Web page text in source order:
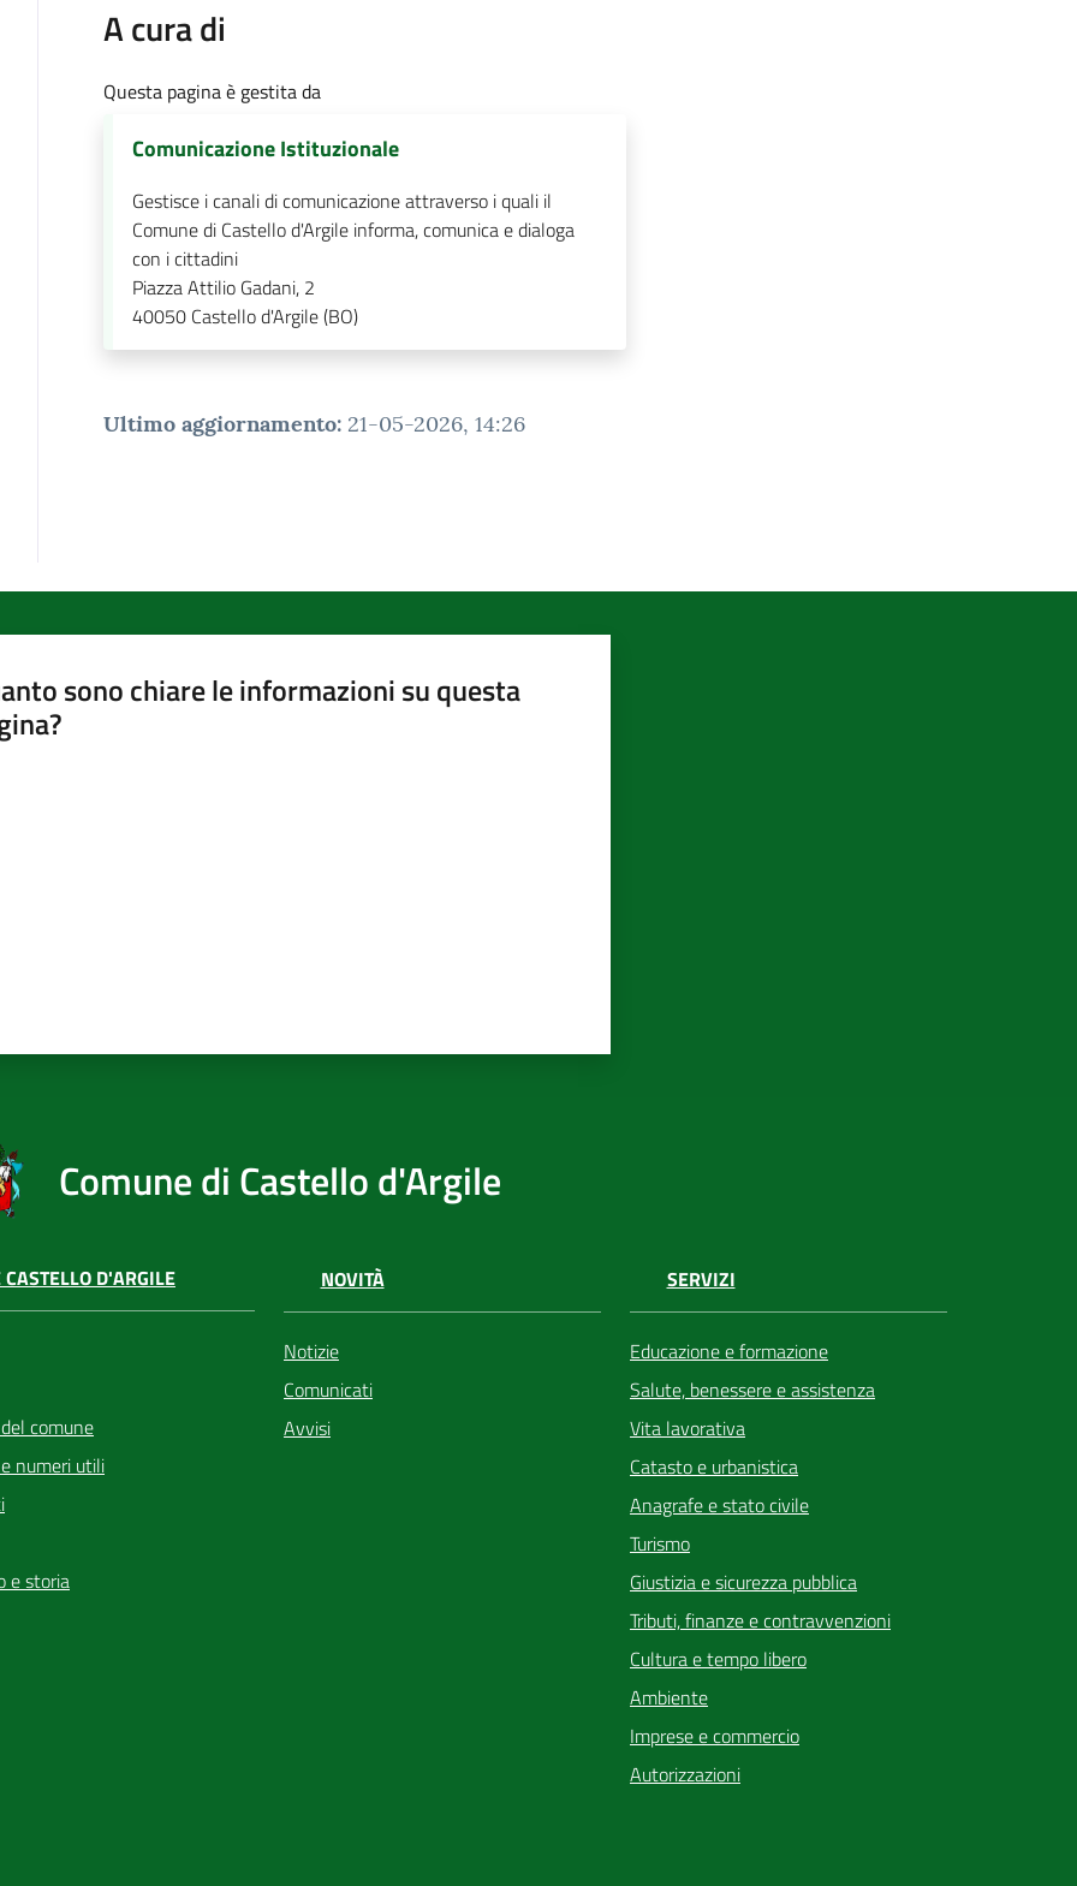
A cura di
Questa pagina è gestita da
Comunicazione Istituzionale
Gestisce i canali di comunicazione attraverso i quali il
Comune di Castello d'Argile informa, comunica e dialoga
con i cittadini
Piazza Attilio Gadani, 2
40050 Castello d'Argile (BO)
Ultimo aggiornamento: 21-05-2026, 14:26
sono chiare le informazioni su questa
Comune di Castello d'Argile
D'ARGILE
comune
numeri utili
e storia
NOVITÀ
Notizie
Comunicati
Avvisi
SERVIZI
Educazione e formazione
Salute, benessere e assistenza
Vita lavorativa
Catasto e urbanistica
Anagrafe e stato civile
Turismo
Giustizia e sicurezza pubblica
Tributi, finanze e contravvenzioni
Cultura e tempo libero
Ambiente
Imprese e commercio
Autorizzazioni